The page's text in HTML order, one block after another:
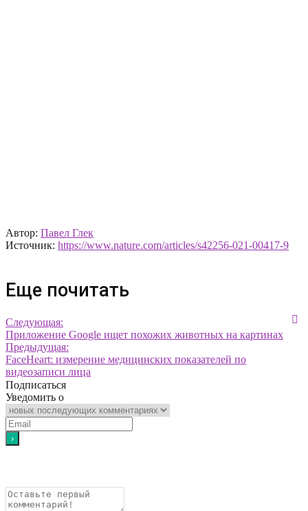
Автор: Павел Глек
Источник: https://www.nature.com/articles/s42256-021-00417-9
Еще почитать
Следующая:
Приложение Google ищет похожих животных на картинах
Предыдущая:
FaceHeart: измерение медицинских показателей по
видеозаписи лица
Подписаться
Уведомить о